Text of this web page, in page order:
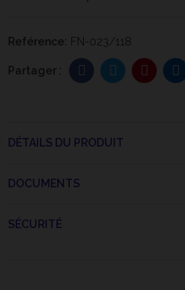
Reférence: FN-023/118
DÉTAILS DU PRODUIT
DOCUMENTS
SÉCURITÉ